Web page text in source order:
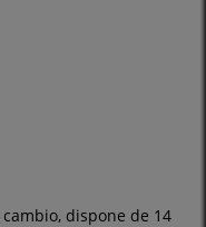
dispone de 14